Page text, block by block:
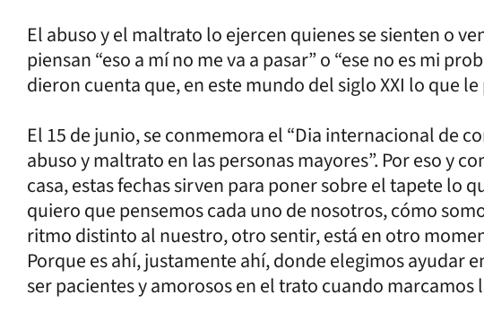
El abuso y el maltrato lo ejercen quienes se sienten o
piensan “eso a mí no me va a pasar” o “ese no es mi
dieron cuenta que, en este mundo del siglo XXI lo que
El 15 de junio, se conmemora el “Dia internacional de
abuso y maltrato en las personas mayores”. Por eso y
casa, estas fechas sirven para poner sobre el tapete lo
quiero que pensemos cada uno de nosotros, cómo
ritmo distinto al nuestro, otro sentir, está en otro
Porque es ahí, justamente ahí, donde elegimos ayudar
ser pacientes y amorosos en el trato cuando marcamos